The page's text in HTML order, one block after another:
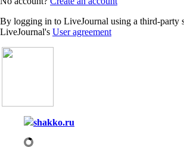
By logging in to LiveJournal using a third-party
LiveJournal's User agreement
shakko.ru